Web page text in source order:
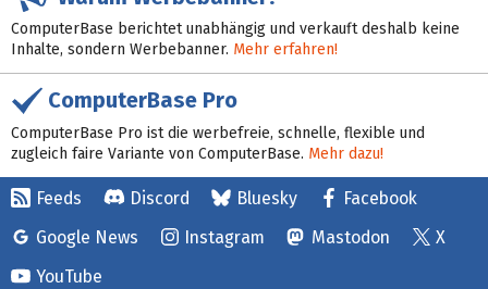
ComputerBase berichtet unabhängig und verkauft deshalb keine
Inhalte, sondern Werbebanner. Mehr erfahren!
ComputerBase Pro
ComputerBase Pro ist die werbefreie, schnelle, flexible und
zugleich faire Variante von ComputerBase. Mehr dazu!
Feeds Discord Bluesky
Facebook
Google News
Instagram Mastodon
X
YouTube